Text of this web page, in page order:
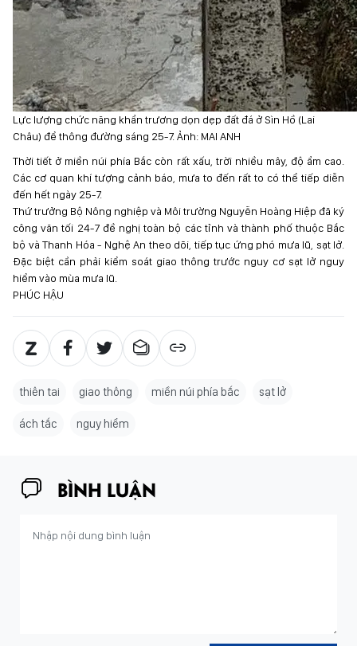
Lực lượng chức năng khẩn trương dọn dẹp đất đá ở Sìn Hồ (Lai
Châu) để thông đường sáng 25-7. Ảnh: MAI ANH
Thời tiết ở miền núi phía Bắc còn rất xấu, trời nhiều mây, độ ẩm cao.
Các cơ quan khí tượng cảnh báo, mưa to đến rất to có thể tiếp diễn
đến hết ngày 25-7.
Thứ trưởng Bộ Nông nghiệp và Môi trường Nguyễn Hoàng Hiệp đã ký
công văn tối 24-7 đề nghị toàn bộ các tỉnh và thành phố thuộc Bắc
bộ và Thanh Hóa - Nghệ An theo dõi, tiếp tục ứng phó mưa lũ, sạt lở.
Đặc biệt cần phải kiểm soát giao thông trước nguy cơ sạt lở nguy
hiểm vào mùa mưa lũ.
PHÚC HẬU
thiên tai giao thông miền núi phía bắc sạt lở
ách tắc nguy hiểm
BÌNH LUẬN